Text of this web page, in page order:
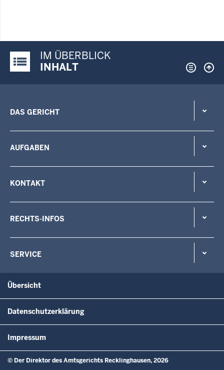
Justiz-Portal im Überblick:
IM ÜBERBLICK
INHALT
DAS GERICHT
AUFGABEN
KONTAKT
RECHTS-INFOS
SERVICE
Übersicht
Datenschutzerklärung
Impressum
© Der Direktor des Amtsgerichts Recklinghausen, 2026